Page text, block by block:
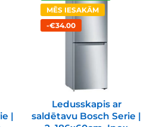
|
MĒS IESAKĀM
-€34.00
Ledusskapis ar
saldētavu Bosch Serie |